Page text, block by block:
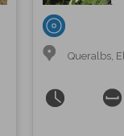
Queralbs,